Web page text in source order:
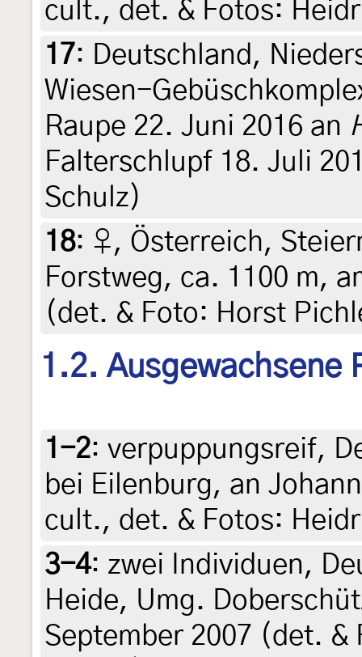
cult., det. & Fotos:
17: Deutschland,
Wiesen-
Raupe 22. Juni 2016 an
Falterschlupf 18. Juli
Schulz)
18: ♀, Österreich,
Forstweg, ca. 1100 m,
(det. & Foto: Horst
1.2. Ausgewachsene
1-2: verpuppungsreif,
bei Eilenburg, an
cult., det. & Fotos:
3-4: zwei Individuen,
Heide, Umg.
September 2007 (det.